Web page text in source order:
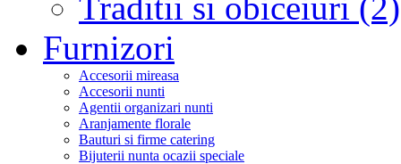
Furnizori
Accesorii mireasa
Accesorii nunti
Agentii organizari nunti
Aranjamente florale
Bauturi si firme catering
Bijuterii nunta ocazii speciale